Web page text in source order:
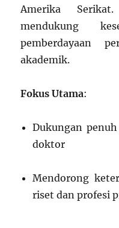
Amerika
mendukung
pemberdayaan
akademik.
Fokus Utama:
Dukungan
doktor
Mendorong
riset dan profesi